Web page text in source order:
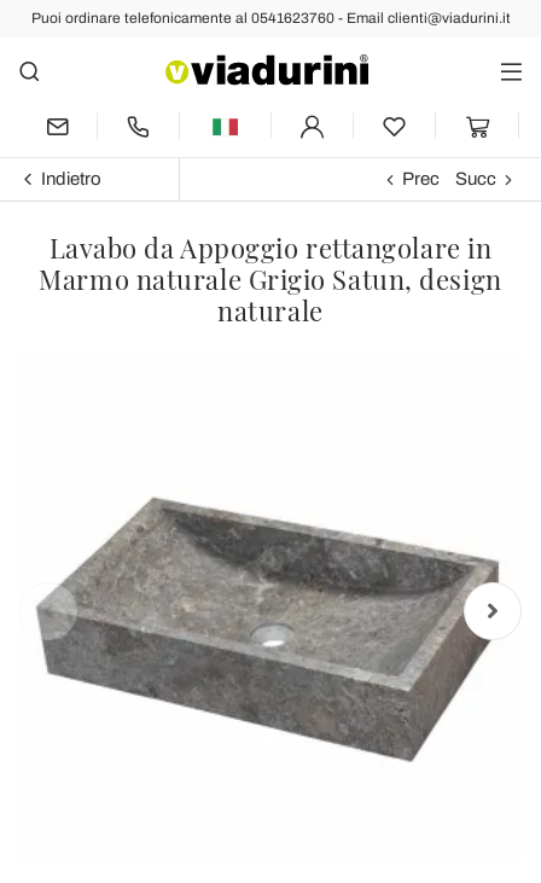
Puoi ordinare telefonicamente al 0541623760 - Email clienti@viadurini.it
Indietro Prec Succ
Lavabo da Appoggio rettangolare in
Marmo naturale Grigio Satun, design
naturale